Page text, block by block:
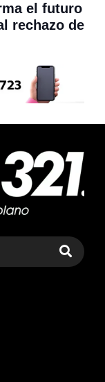
el futuro
rechazo de